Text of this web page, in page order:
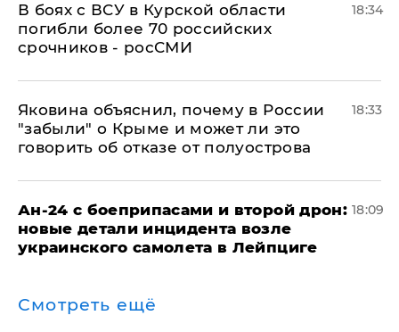
В боях с ВСУ в Курской области
погибли более 70 российских
срочников - росСМИ
18:34
Яковина объяснил, почему в России
"забыли" о Крыме и может ли это
говорить об отказе от полуострова
18:33
Ан-24 с боеприпасами и второй дрон:
новые детали инцидента возле
украинского самолета в Лейпциге
18:09
Смотреть ещё